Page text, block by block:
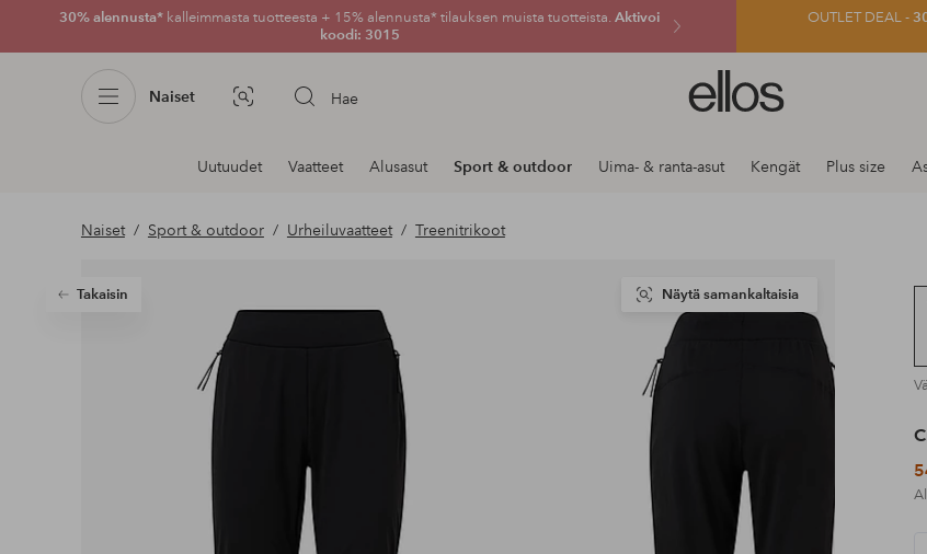
30% alennusta* kalleimmasta tuotteesta + 15% alennusta* tilauksen muista tuotteista. Aktivoi
koodi: 3015
OUTLET DEAL -
Naiset Kuvahaku Hae
Ellos-
logo
siirry
Navigointi
osastoilla
Uutuudet Vaatteet Alusasut Sport & outdoor Uima- & ranta-asut Kengät Plus size
Naiset Sport & outdoor Urheiluvaatteet Treenitrikoot
Takaisin Näytä samankaltaisia